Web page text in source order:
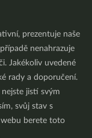
prezentuje naše
nenahrazuje
Jakékoliv uvedené
rady a doporučení.
jistí svým
svůj stav s
berete toto